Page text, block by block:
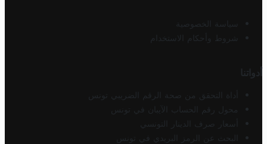
سياسة الخصوصية
شروط وأحكام الاستخدام
أدواتنا
أداة التحقق من صحة الرقم الضريبي تونس
محول رقم الحساب الآيبان في تونس
أسعار صرف الدينار التونسي
البحث عن الرمز البريدي في تونس